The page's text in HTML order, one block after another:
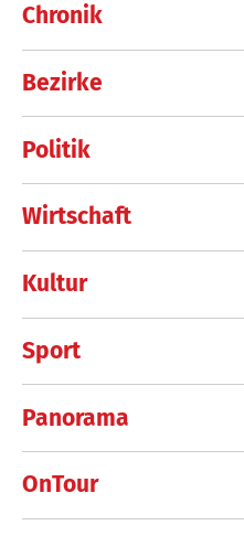
Chronik
Bezirke
Politik
Wirtschaft
Kultur
Sport
Panorama
OnTour